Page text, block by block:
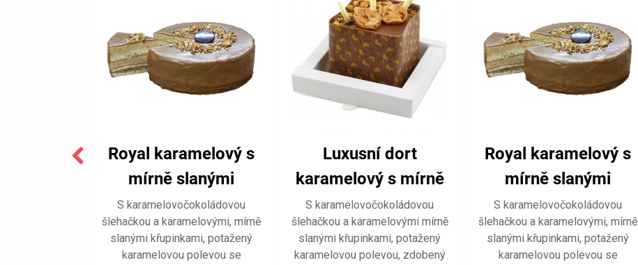
Royal karamelový s
mírně slanými
křupinkami
S karamelovočokoládovou
šlehačkou a karamelovými, mírně
slanými křupinkami, potažený
karamelovou polevou se
Luxusní dort
karamelový s mírně
slanými křupinkami
mini
S karamelovočokoládovou
šlehačkou a karamelovými mírně
slanými křupinkami, potažený
karamelovou polevou, zdobený
Royal karamelový s
mírně slanými
křupinkami
S karamelovočokoládovou
šlehačkou a karamelovými, mírně
slanými křupinkami, potažený
karamelovou polevou se